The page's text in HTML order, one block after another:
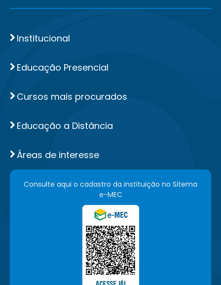
Institucional
Educação Presencial
Cursos mais procurados
Educação a Distância
Áreas de interesse
Consulte aqui o cadastro da instituição no Sitema
e-MEC